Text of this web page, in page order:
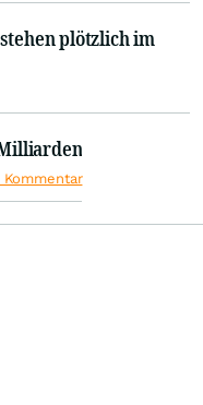
plötzlich im
Kommentar